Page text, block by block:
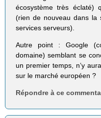
écosystème très éclaté)
(rien de nouveau dans la
services serveurs).
Autre point : Google
domaine) semblant se
un premier temps, n’y
sur le marché européen ?
Répondre à ce